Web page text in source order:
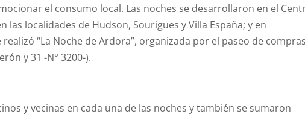
el consumo local. Las noches se desarrollaron en el
las localidades de Hudson, Sourigues y Villa España; y en
“La Noche de Ardora”, organizada por el paseo de compras
y 31 -N° 3200-).
y vecinas en cada una de las noches y también se sumaron